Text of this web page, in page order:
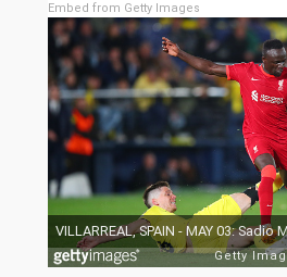
Embed from Getty Images